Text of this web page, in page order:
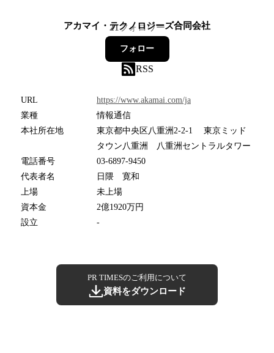
アカマイ・テクノロジーズ合同会社
21フォロワー
フォロー
RSS
URL
https://www.akamai.com/ja
業種
情報通信
本社所在地
東京都中央区八重洲2-2-1 東京ミッド
タウン八重洲 八重洲セントラルタワー
電話番号
03-6897-9450
代表者名
日隈 寛和
上場
未上場
資本金
2億1920万円
設立
-
PR TIMESのご利用について
資料をダウンロード